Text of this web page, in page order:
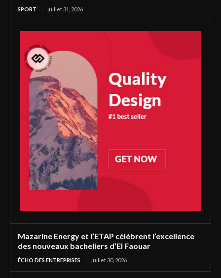
SPORT juillet 31, 2026
Mazarine Energy et l’ETAP célèbrent l’excellence
des nouveaux bacheliers d’El Faouar
ÉCHO DES ENTREPRISES juillet 30, 2026